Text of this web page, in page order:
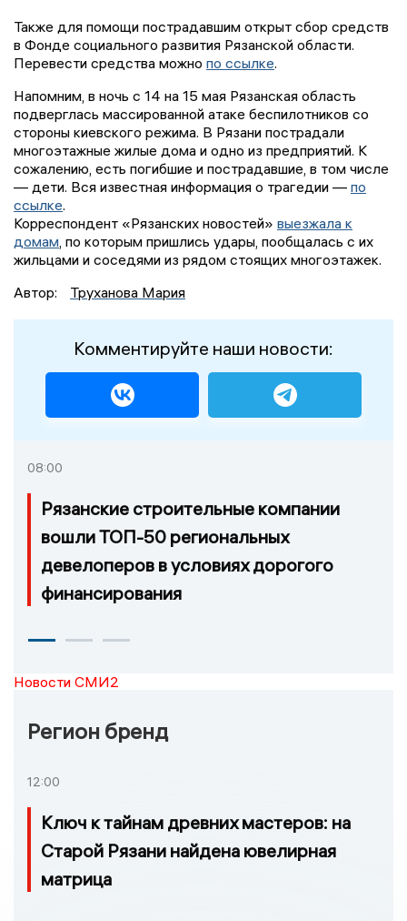
Также для помощи пострадавшим открыт сбор средств
в Фонде социального развития Рязанской области.
Перевести средства можно по ссылке.
Напомним, в ночь с 14 на 15 мая Рязанская область
подверглась массированной атаке беспилотников со
стороны киевского режима. В Рязани пострадали
многоэтажные жилые дома и одно из предприятий. К
сожалению, есть погибшие и пострадавшие, в том числе
— дети. Вся известная информация о трагедии — по
ссылке.
Корреспондент «Рязанских новостей» выезжала к
домам, по которым пришлись удары, пообщалась с их
жильцами и соседями из рядом стоящих многоэтажек.
Автор:
Труханова Мария
Комментируйте наши новости:
08:00
Рязанские строительные компании
вошли ТОП-50 региональных
девелоперов в условиях дорогого
финансирования
Новости СМИ2
Регион бренд
12:00
Ключ к тайнам древних мастеров: на
Старой Рязани найдена ювелирная
матрица